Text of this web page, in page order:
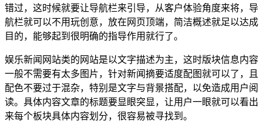
错过，这时候就要让导航栏来引导，从客户体验角度来将，导
航栏就可以不用玩创意，放在网页顶端，简洁概述就足以达成
目的，能够起到很明确的指导作用就行了。
娱乐新闻网站类的网站是以文字描述为主，这时版块信息内容
一般不需要有太多图片，针对新闻摘要适度配图就可以了，且
配色不要过于混杂，特别是文字与背景搭配，以免造成用户阅
读。具体内容文章的标题要显眼突显，让用户一眼就可以看出
来每个板块具体内容划分，很容易被寻找到。